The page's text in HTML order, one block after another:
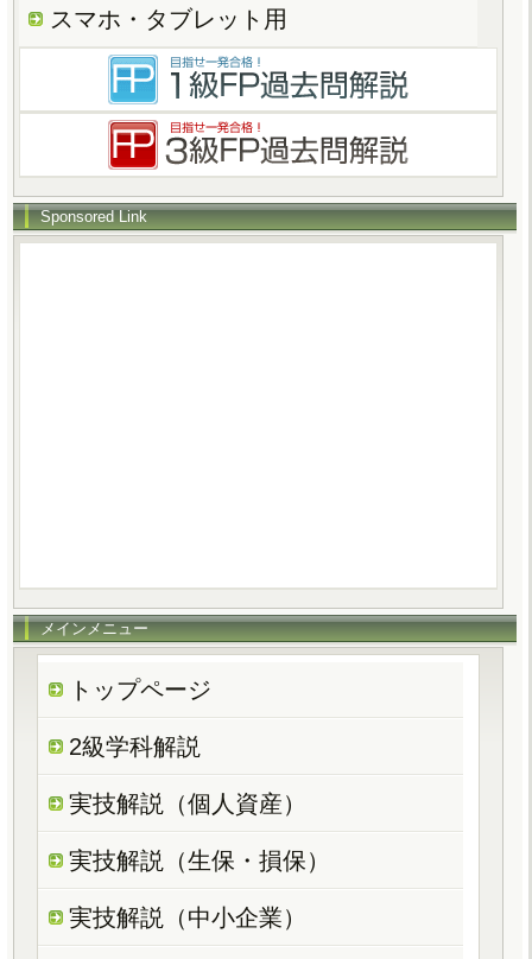
スマホ・タブレット用
Sponsored Link
メインメニュー
トップページ
2級学科解説
実技解説（個人資産）
実技解説（生保・損保）
実技解説（中小企業）